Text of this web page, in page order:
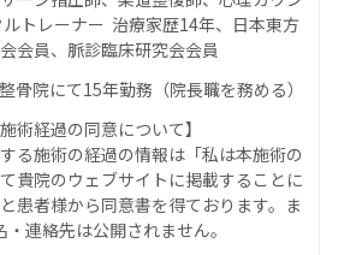
トレーナー 治療家歴14年、日本東方
会員、脈診臨床研究会会員
骨院にて15年勤務（院長職を務める）
施術経過の同意について】
る施術の経過の情報は「私は本施術の
貴院のウェブサイトに掲載することに
患者様から同意書を得ております。ま
・連絡先は公開されません。